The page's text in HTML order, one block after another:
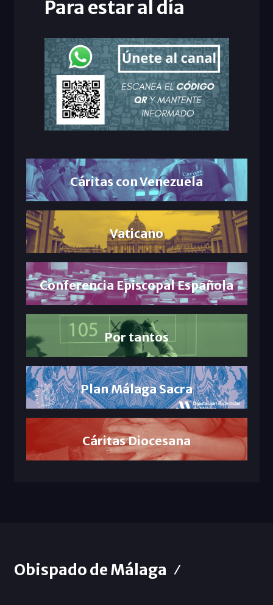
Para estar al día
Cáritas con Venezuela
Vaticano
Conferencia Episcopal Española
Por tantos
Plan Málaga Sacra
Cáritas Diocesana
Obispado de Málaga